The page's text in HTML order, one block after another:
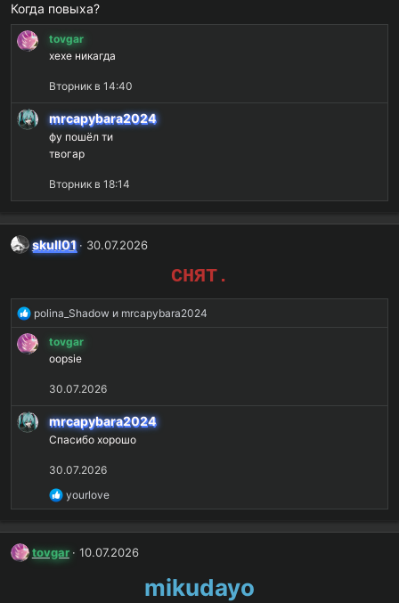
Когда повыха?
tovgar
хехе никагда
Вторник в 14:40
mrcapybara2024
фу пошёл ти
твогар
Вторник в 18:14
skull01 30.07.2026
СНЯТ.
Р
а
и
:
polina_Shadow и mrcapybara2024
tovgar
oopsie
30.07.2026
mrcapybara2024
Спасибо хорошо
30.07.2026
Р
е
ц
yourlove
tovgar 10.07.2026
mikudayo